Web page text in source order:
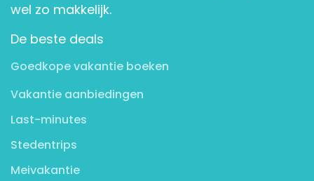
wel zo makkelijk.
De beste deals
Goedkope vakantie boeken
Vakantie aanbiedingen
Last-minutes
Stedentrips
Meivakantie